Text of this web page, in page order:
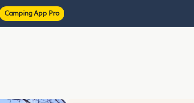
Camping App Pro